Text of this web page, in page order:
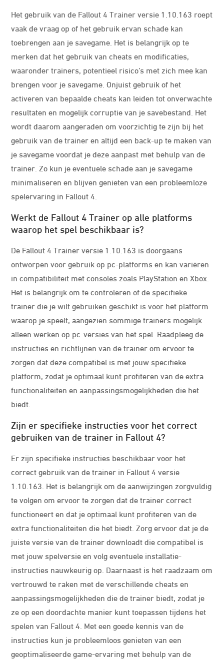
Het gebruik van de Fallout 4 Trainer versie 1.10.163 roept
vaak de vraag op of het gebruik ervan schade kan
toebrengen aan je savegame. Het is belangrijk op te
merken dat het gebruik van cheats en modificaties,
waaronder trainers, potentieel risico’s met zich mee kan
brengen voor je savegame. Onjuist gebruik of het
activeren van bepaalde cheats kan leiden tot onverwachte
resultaten en mogelijk corruptie van je savebestand. Het
wordt daarom aangeraden om voorzichtig te zijn bij het
gebruik van de trainer en altijd een back-up te maken van
je savegame voordat je deze aanpast met behulp van de
trainer. Zo kun je eventuele schade aan je savegame
minimaliseren en blijven genieten van een probleemloze
spelervaring in Fallout 4.
Werkt de Fallout 4 Trainer op alle platforms
waarop het spel beschikbaar is?
De Fallout 4 Trainer versie 1.10.163 is doorgaans
ontworpen voor gebruik op pc-platforms en kan variëren
in compatibiliteit met consoles zoals PlayStation en Xbox.
Het is belangrijk om te controleren of de specifieke
trainer die je wilt gebruiken geschikt is voor het platform
waarop je speelt, aangezien sommige trainers mogelijk
alleen werken op pc-versies van het spel. Raadpleeg de
instructies en richtlijnen van de trainer om ervoor te
zorgen dat deze compatibel is met jouw specifieke
platform, zodat je optimaal kunt profiteren van de extra
functionaliteiten en aanpassingsmogelijkheden die het
biedt.
Zijn er specifieke instructies voor het correct
gebruiken van de trainer in Fallout 4?
Er zijn specifieke instructies beschikbaar voor het
correct gebruik van de trainer in Fallout 4 versie
1.10.163. Het is belangrijk om de aanwijzingen zorgvuldig
te volgen om ervoor te zorgen dat de trainer correct
functioneert en dat je optimaal kunt profiteren van de
extra functionaliteiten die het biedt. Zorg ervoor dat je de
juiste versie van de trainer downloadt die compatibel is
met jouw spelversie en volg eventuele installatie-
instructies nauwkeurig op. Daarnaast is het raadzaam om
vertrouwd te raken met de verschillende cheats en
aanpassingsmogelijkheden die de trainer biedt, zodat je
ze op een doordachte manier kunt toepassen tijdens het
spelen van Fallout 4. Met een goede kennis van de
instructies kun je probleemloos genieten van een
geoptimaliseerde game-ervaring met behulp van de